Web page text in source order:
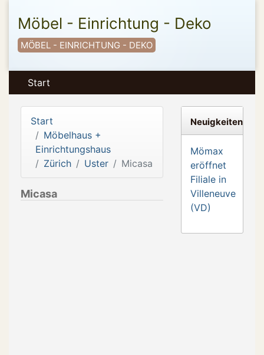
Möbel - Einrichtung - Deko
MÖBEL - EINRICHTUNG - DEKO
Start
Start
Möbelhaus +
Einrichtungshaus
Zürich
Uster Micasa
Micasa
Neuigkeiten
Mömax
eröffnet
Filiale in
Villeneuve
(VD)